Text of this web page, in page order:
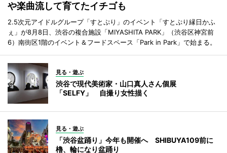
や楽曲流して育てたイチゴも
2.5次元アイドルグループ「すとぷり」のイベント「すとぷり縁日かふ
ぇ」が8月8日、渋谷の複合施設「MIYASHITA PARK」（渋谷区神宮前
6）南街区1階のイベント＆フードスペース「Park in Park」で始まる。
見る・遊ぶ
渋谷で現代美術家・山口真人さん個展
「SELFY」 自撮り女性描く
見る・遊ぶ
「渋谷盆踊り」今年も開催へ SHIBUYA109前に
櫓、輪になり盆踊り